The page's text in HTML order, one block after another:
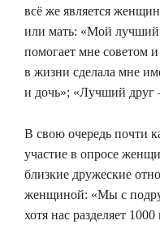
всё же является
или мать: «Мой лучший
помогает мне советом
в жизни сделала мне
и дочь»; «Лучший друг
В свою очередь почти
участие в опросе
близкие дружеские
женщиной: «Мы с
хотя нас разделяет